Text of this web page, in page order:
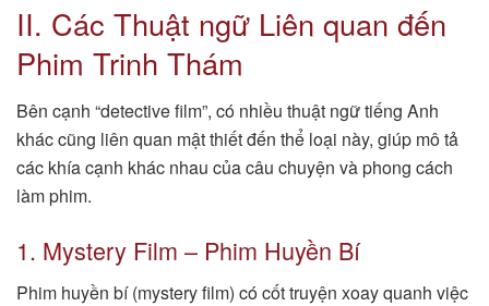
II. Các Thuật ngữ Liên quan đến
Phim Trinh Thám
Bên cạnh “detective film”, có nhiều thuật ngữ tiếng Anh
khác cũng liên quan mật thiết đến thể loại này, giúp mô tả
các khía cạnh khác nhau của câu chuyện và phong cách
làm phim.
1. Mystery Film – Phim Huyền Bí
Phim huyền bí (mystery film) có cốt truyện xoay quanh việc